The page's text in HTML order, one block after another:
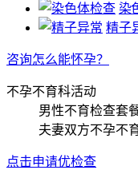
染
精子
咨询怎么能怀孕？
不孕不育科活动
男性不育检查套
夫妻双方不孕不
点击申请优检查